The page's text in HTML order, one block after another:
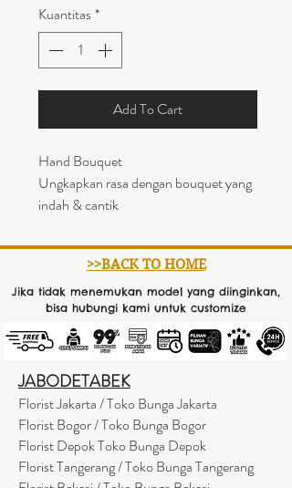
Kuantitas*
Add To Cart
Hand Bouquet
Ungkapkan rasa dengan bouquet yang
indah & cantik
>>BACK TO HOME
Jika tidak menemukan model yang diinginkan,
bisa hubungi kami untuk customize
JABODETABEK
Florist Jakarta / Toko Bunga Jakarta
Florist Bogor / Toko Bunga Bogor
Florist Depok Toko Bunga Depok
Florist Tangerang / Toko Bunga Tangerang